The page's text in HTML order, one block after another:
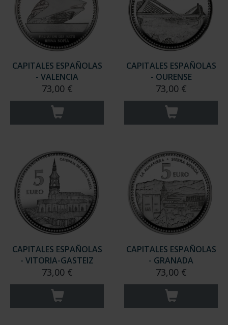
CAPITALES ESPAÑOLAS
- VALENCIA
73,00 €
CAPITALES ESPAÑOLAS
- OURENSE
73,00 €
CAPITALES ESPAÑOLAS
- VITORIA-GASTEIZ
73,00 €
CAPITALES ESPAÑOLAS
- GRANADA
73,00 €